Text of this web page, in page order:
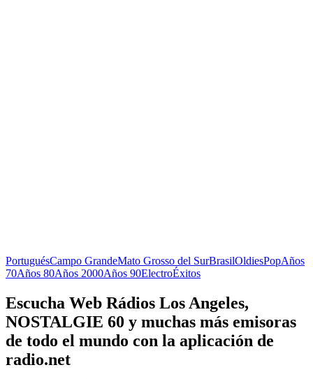
PortuguésCampo GrandeMato Grosso del SurBrasilOldiesPopAños
70Años 80Años 2000Años 90ElectroÉxitos
Escucha Web Rádios Los Angeles,
NOSTALGIE 60 y muchas más emisoras
de todo el mundo con la aplicación de
radio.net